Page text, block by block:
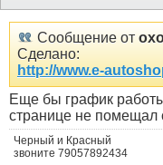
Сообщение от
Сделано:
http://www.e-
Еще бы график
странице не помещал
Черный и Красный
звоните 79057892434